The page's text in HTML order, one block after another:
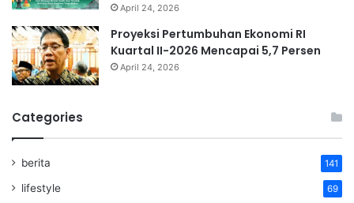
April 24, 2026
Proyeksi Pertumbuhan Ekonomi RI
Kuartal II-2026 Mencapai 5,7 Persen
April 24, 2026
Categories
berita 141
lifestyle 69